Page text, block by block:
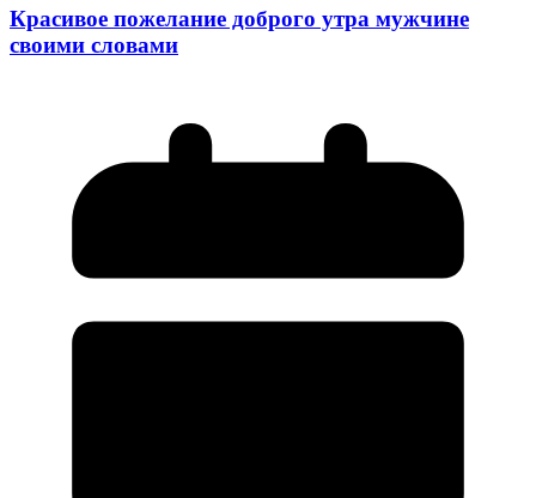
Красивое пожелание доброго утра мужчине
своими словами